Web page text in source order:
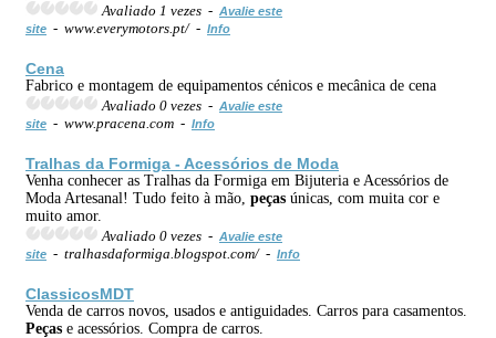
Avaliado 1 vezes - Avalie este
site - www.everymotors.pt/ - Info
Cena
Fabrico e montagem de equipamentos cénicos e mecânica de cena
Avaliado 0 vezes - Avalie este
site - www.pracena.com - Info
Tralhas da Formiga - Acessórios de Moda
Venha conhecer as Tralhas da Formiga em Bijuteria e Acessórios de
Moda Artesanal! Tudo feito à mão, peças únicas, com muita cor e
muito amor.
Avaliado 0 vezes - Avalie este
site - tralhasdaformiga.blogspot.com/ - Info
ClassicosMDT
Venda de carros novos, usados e antiguidades. Carros para casamentos.
Peças e acessórios. Compra de carros.